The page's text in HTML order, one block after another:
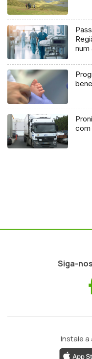
num
com
Siga-
Instale